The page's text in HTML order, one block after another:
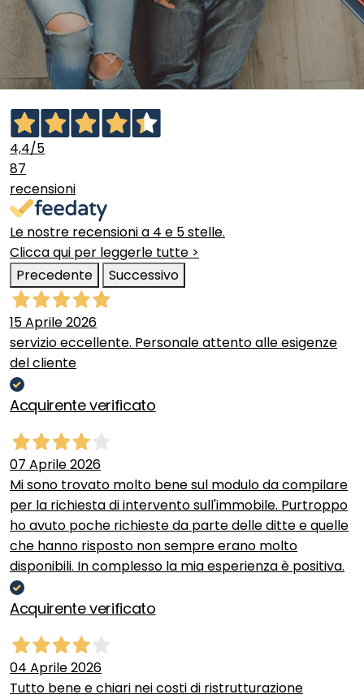
4,4/5
87
recensioni
Le nostre recensioni a 4 e 5 stelle.
Clicca qui per leggerle tutte >
Precedente
Successivo
15 Aprile 2026
servizio eccellente. Personale attento alle esigenze
del cliente
Acquirente verificato
07 Aprile 2026
Mi sono trovato molto bene sul modulo da compilare
per la richiesta di intervento sull'immobile. Purtroppo
ho avuto poche richieste da parte delle ditte e quelle
che hanno risposto non sempre erano molto
disponibili. In complesso la mia esperienza è positiva.
Acquirente verificato
04 Aprile 2026
Tutto bene e chiari nei costi di ristrutturazione